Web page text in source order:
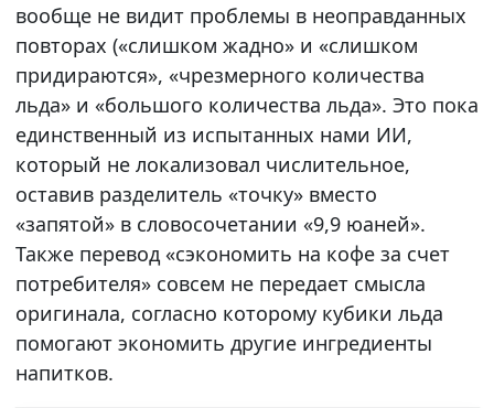
вообще не видит проблемы в неоправданных
повторах («слишком жадно» и «слишком
придираются», «чрезмерного количества
льда» и «большого количества льда». Это пока
единственный из испытанных нами ИИ,
который не локализовал числительное,
оставив разделитель «точку» вместо
«запятой» в словосочетании «9,9 юаней».
Также перевод «сэкономить на кофе за счет
потребителя» совсем не передает смысла
оригинала, согласно которому кубики льда
помогают экономить другие ингредиенты
напитков.